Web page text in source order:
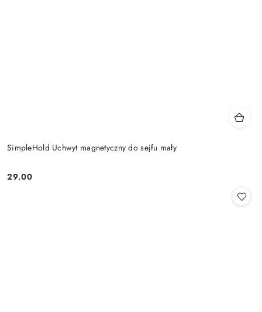
SimpleHold Uchwyt magnetyczny do sejfu mały
Cena:
29.00